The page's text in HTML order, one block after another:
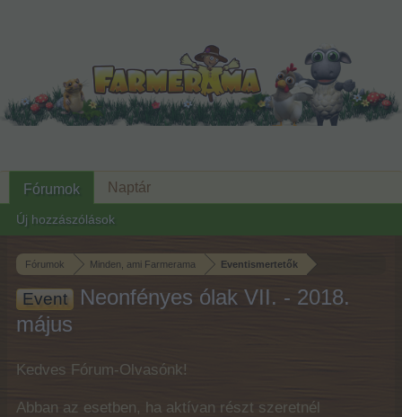
Fórumok Minden, ami Farmerama Eventismertetők
Event
Neonfényes ólak VII. - 2018.
május
Kedves Fórum-Olvasónk!
Abban az esetben, ha aktívan részt szeretnél
Fórumok
Új hozzászólások
Naptár